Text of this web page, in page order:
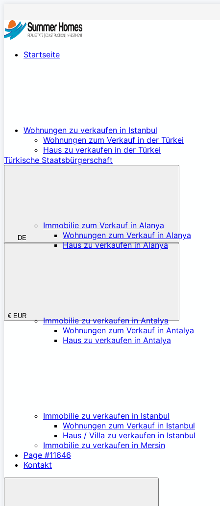
Türkische Staatsbürgerschaft
DE
€ EUR
Startseite
Wohnungen zu verkaufen in Istanbul
Wohnungen zum Verkauf in der Türkei
Haus zu verkaufen in der Türkei
Immobilie zum Verkauf in Alanya
Wohnungen zum Verkauf in Alanya
Haus zu verkaufen in Alanya
Immobilie zu verkaufen in Antalya
Wohnungen zum Verkauf in Antalya
Haus zu verkaufen in Antalya
Immobilie zu verkaufen in Istanbul
Wohnungen zum Verkauf in Istanbul
Haus / Villa zu verkaufen in Istanbul
Immobilie zu verkaufen in Mersin
Page #11646
Kontakt